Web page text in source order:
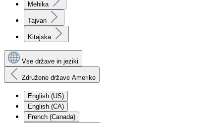
Mehika
Tajvan
Kitajska
Vse države in jeziki
Združene države Amerike
English (US)
English (CA)
French (Canada)